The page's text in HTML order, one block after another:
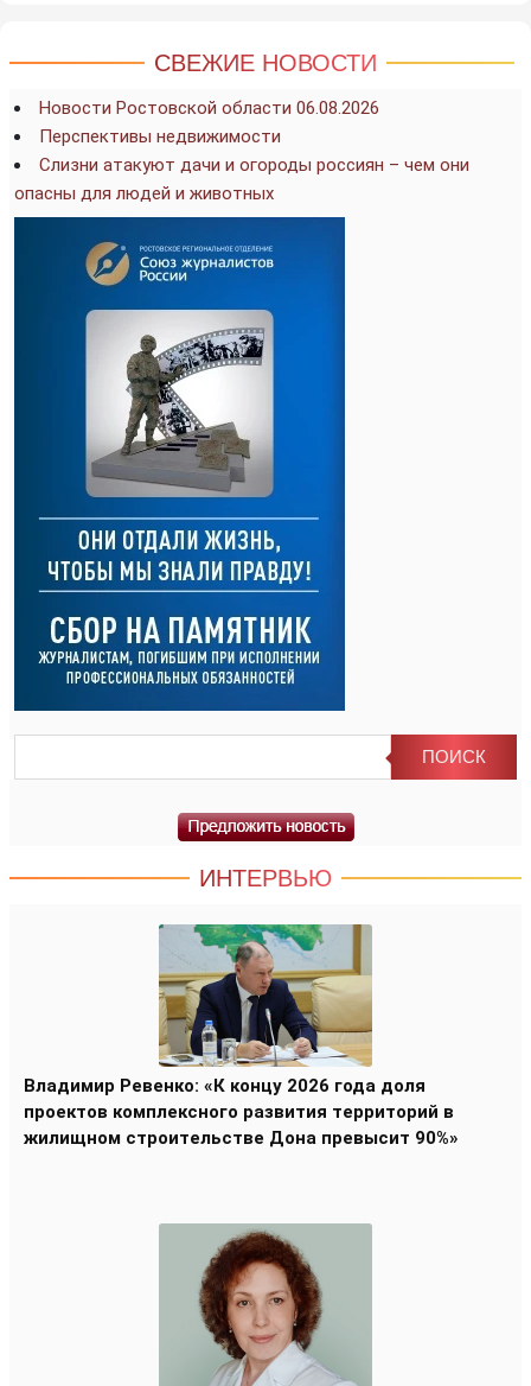
СВЕЖИЕ НОВОСТИ
Новости Ростовской области 06.08.2026
Перспективы недвижимости
Слизни атакуют дачи и огороды россиян – чем они
опасны для людей и животных
ИНТЕРВЬЮ
Владимир Ревенко: «К концу 2026 года доля
проектов комплексного развития территорий в
жилищном строительстве Дона превысит 90%»